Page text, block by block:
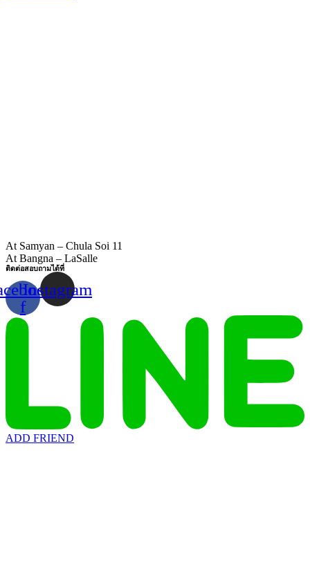
At Samyan – Chula Soi 11
At Bangna – LaSalle
ติดต่อสอบถามได้ที่
f
Instagram
ADD FRIEND